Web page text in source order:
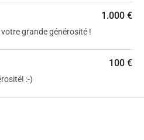
donațiile.
1.000 €
grande générosité !
100 €
:-)